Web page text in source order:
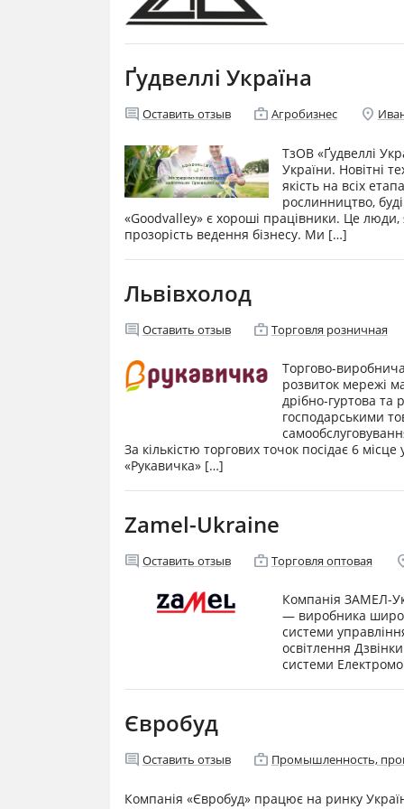
Ґудвеллі Україна
comment Оставить отзыв enterprise Агробизнес location_on
ТзОВ «Ґудвеллі
України. Новітні
якість на всіх
рослинництво,
«Goodvalley» є хороші працівники. Це
прозорість ведення бізнесу. Ми […]
Львівхолод
comment Оставить отзыв enterprise Торговля розничная
Торгово-
розвиток мережі
дрібно-гуртова та
господарськими
За кількістю торгових точок посідає 6
«Рукавичка» […]
Zamel-Ukraine
comment Оставить отзыв enterprise Торговля оптовая
Компанія ЗАМЕЛ-
— виробника
системи
освітлення
системи
Євробуд
comment Оставить отзыв enterprise Промышленность,
Компанія «Євробуд» працює на ринку